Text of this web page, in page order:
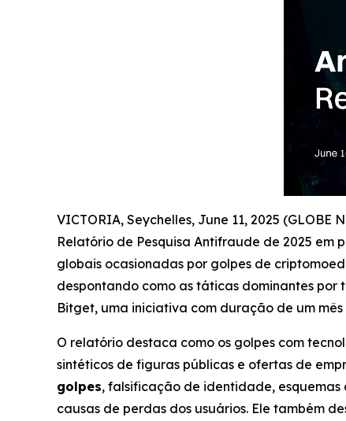
VICTORIA, Seychelles, June 11, 2025 (GLOBE
Relatório de Pesquisa Antifraude de 2025 em
globais ocasionadas por golpes de
despontando como as táticas dominantes
Bitget, uma iniciativa com duração de um
O relatório destaca como os golpes com
sintéticos de figuras públicas e ofertas de
golpes, falsificação de identidade, esquemas
causas de perdas dos usuários. Ele também